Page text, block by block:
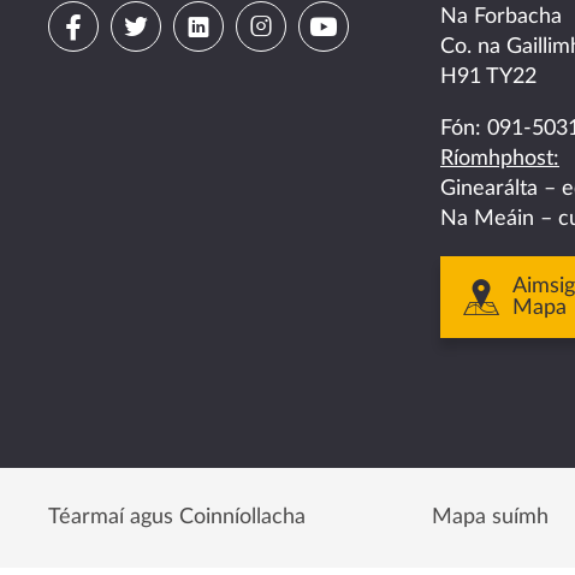
VisitVisitVisitVisit
instagram
Visit
youtube
Na Forbacha
Co. na
H91 TY22
Fón: 091-
Ríomhphost:
Ginearálta –
Na Meáin –
Mapa
Téarmaí agus Coinníollacha Mapa suímh